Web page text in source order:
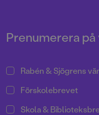
Prenumerera
Rabén & Sjögrens
Förskolebrevet
Skola &